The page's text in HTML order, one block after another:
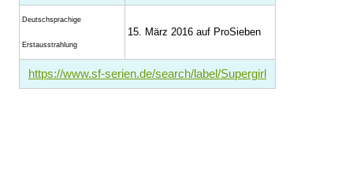
Deutschsprachige
Erstausstrahlung
15. März 2016 auf ProSieben
https://www.sf-serien.de/search/label/Supergirl